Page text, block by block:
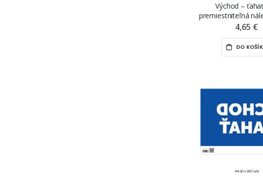
Východ –
premiestniteľná
NANO print
4,65 €
DO